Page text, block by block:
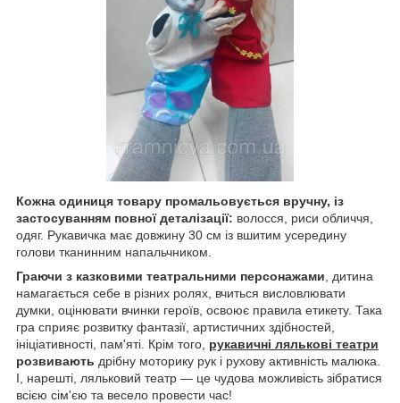
Кожна одиниця товару промальовується вручну, із
застосуванням повної деталізації: волосся, риси обличчя,
одяг. Рукавичка має довжину 30 см із вшитим усередину
голови тканинним напальчником.
Граючи з казковими театральними персонажами , дитина
намагається себе в різних ролях, вчиться висловлювати
думки, оцінювати вчинки героїв, освоює правила етикету. Така
гра сприяє розвитку фантазії, артистичних здібностей,
ініціативності, пам'яті. Крім того, рукавичні лялькові театри
розвивають дрібну моторику рук і рухову активність малюка.
І, нарешті, ляльковий театр — це чудова можливість зібратися
всією сім'єю та весело провести час!